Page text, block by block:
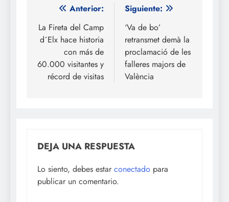
Navegación
de
entradas
Anterior:
La Fireta del Camp
d´Elx hace historia
con más de
60.000 visitantes y
récord de visitas
Siguiente:
‘Va de bo’
retransmet demà la
proclamació de les
falleres majors de
València
DEJA UNA RESPUESTA
Lo siento, debes estar conectado para
publicar un comentario.